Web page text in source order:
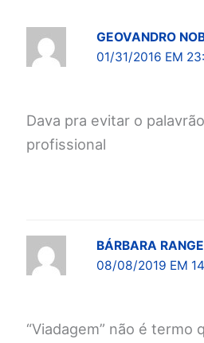
GEOVANDRO
01/31/2016 EM
Dava pra evitar o
profissional
BÁRBARA
08/08/2019 EM
“Viadagem” não é termo